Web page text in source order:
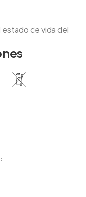
estado de vida del